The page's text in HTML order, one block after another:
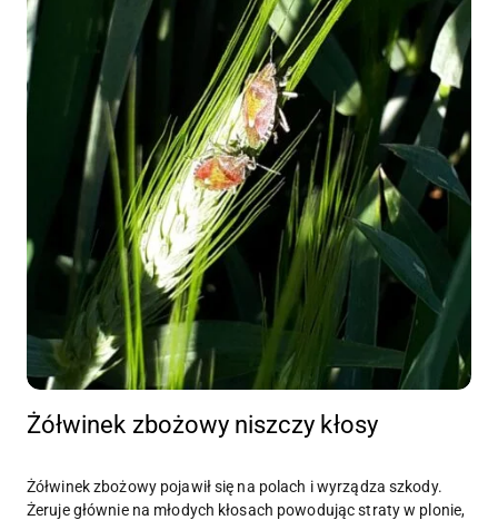
Żółwinek zbożowy niszczy kłosy
Żółwinek zbożowy pojawił się na polach i wyrządza szkody.
Żeruje głównie na młodych kłosach powodując straty w plonie,